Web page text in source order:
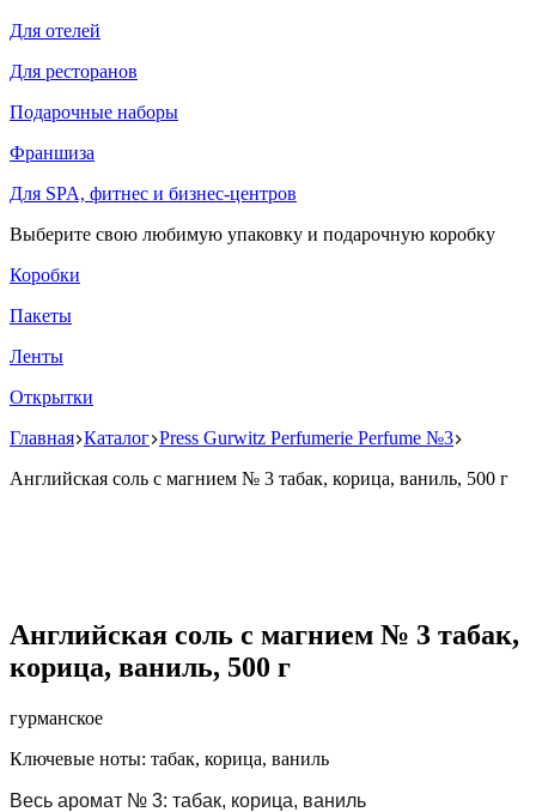
Для отелей
Для ресторанов
Подарочные наборы
Франшиза
Для SPA, фитнес и бизнес-центров
Выберите свою любимую упаковку и подарочную коробку
Коробки
Пакеты
Ленты
Открытки
Главная Каталог Press Gurwitz Perfumerie Perfume №3
Английская соль с магнием № 3 табак, корица, ваниль, 500 г
Английская соль с магнием № 3 табак,
корица, ваниль, 500 г
гурманское
Ключевые ноты: табак, корица, ваниль
Весь аромат № 3: табак, корица, ваниль